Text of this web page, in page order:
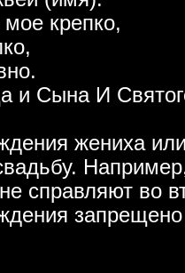
крепко,
и Сына И
жениха
справляют во
запрещено